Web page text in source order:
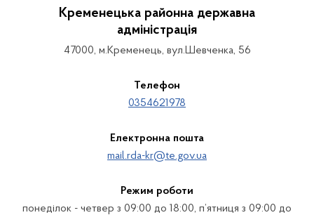
Кременецька районна державна
адміністрація
47000, м.Кременець, вул.Шевченка, 56
Телефон
0354621978
Електронна пошта
mail.rda-kr@te.gov.ua
Режим роботи
понеділок - четвер з 09:00 до 18:00, п’ятниця з 09:00 до